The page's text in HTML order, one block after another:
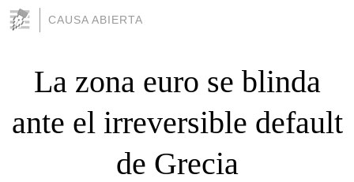
CAUSA ABIERTA
La zona euro se blinda
ante el irreversible default
de Grecia